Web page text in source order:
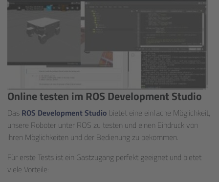
Online testen im ROS Development Studio
Das ROS Development Studio bietet eine einfache Möglichkeit,
unsere Roboter unter ROS zu testen und einen Eindruck von
ihren Möglichkeiten und der Bedienung zu bekommen.
Für erste Tests ist ein Gastzugang perfekt geeignet und bietet
viele Vorteile: